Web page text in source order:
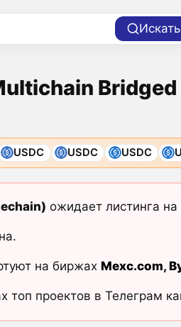
Искать
USDC USDC USDC
ожидает листинга
на биржах Mexc.com,
топ проектов в Телеграм